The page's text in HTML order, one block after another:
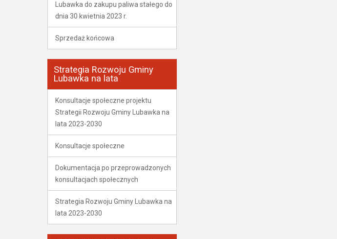
Lubawka do zakupu paliwa stałego do
dnia 30 kwietnia 2023 r.
Sprzedaż końcowa
Strategia Rozwoju Gminy
Lubawka na lata
Konsultacje społeczne projektu
Strategii Rozwoju Gminy Lubawka na
lata 2023-2030
Konsultacje społeczne
Dokumentacja po przeprowadzonych
konsultacjach społecznych
Strategia Rozwoju Gminy Lubawka na
lata 2023-2030